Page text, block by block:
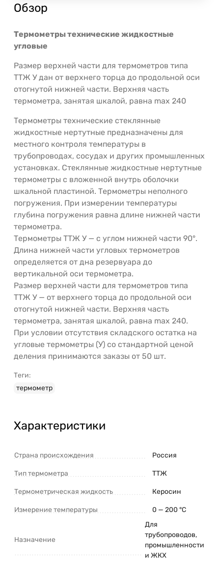
Обзор
Термометры технические жидкостные
угловые
Размер верхней части для термометров типа
ТТЖ У дан от верхнего торца до продольной оси
отогнутой нижней части. Верхняя часть
термометра, занятая шкалой, равна max 240
Термометры технические стеклянные
жидкостные нертутные предназначены для
местного контроля температуры в
трубопроводах, сосудах и других промышленных
установках. Стеклянные жидкостные нертутные
термометры с вложенной внутрь оболочки
шкальной пластиной. Термометры неполного
погружения. При измерении температуры
глубина погружения равна длине нижней части
термометра.
Термометры ТТЖ У — с углом нижней части 90°.
Длина нижней части угловых термометров
определяется от дна резервуара до
вертикальной оси термометра.
Размер верхней части для термометров типа
ТТЖ У — от верхнего торца до продольной оси
отогнутой нижней части. Верхняя часть
термометра, занятая шкалой, равна max 240.
При условии отсутствия складского остатка на
угловые термометры (У) со стандартной ценой
деления принимаются заказы от 50 шт.
Теги:
термометр
Характеристики
Страна происхождения Россия
Тип термометра ТТЖ
Термометрическая жидкость Керосин
Измерение температуры 0 — 200 °C
Назначение
Для
трубопроводов,
промышленности
и ЖКХ